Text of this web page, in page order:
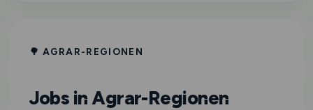
🌳 AGRAR-REGIONEN
Jobs in Agrar-Regionen